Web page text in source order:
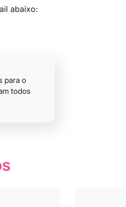
abaixo:
para o
todos